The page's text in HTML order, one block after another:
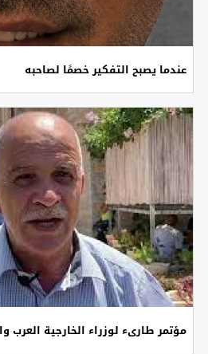
عندما يصبح التفكير خصمًا لصاحبه
مؤتمر طارىء لوزراء الخارجية العرب